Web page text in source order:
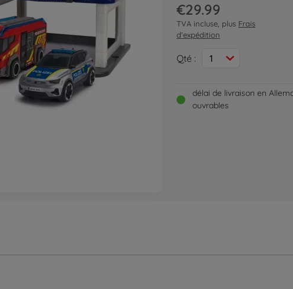
€29.99
TVA incluse, plus Frais
d'expédition
Qté : 1
délai de livraison en
ouvrables